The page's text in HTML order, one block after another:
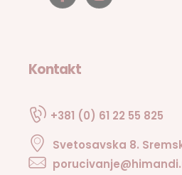
Kontakt
+381 (0) 61 22 55 825
Svetosavska 8.